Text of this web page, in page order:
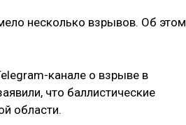
несколько взрывов. Об этом
канале о взрыве в
что баллистические
области.